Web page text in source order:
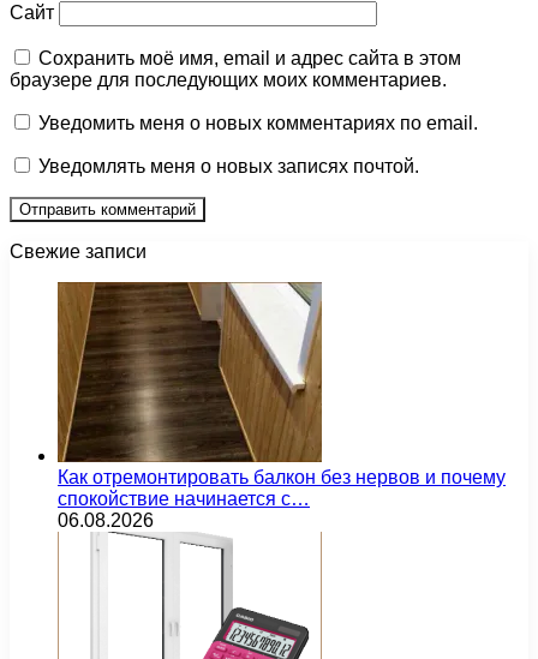
Сайт
Сохранить моё имя, email и адрес сайта в этом
браузере для последующих моих комментариев.
Уведомить меня о новых комментариях по email.
Уведомлять меня о новых записях почтой.
Свежие записи
Как отремонтировать балкон без нервов и почему
спокойствие начинается с…
06.08.2026